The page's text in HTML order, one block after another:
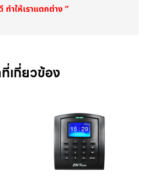
ทำให้เราแตกต่าง ”
เกี่ยวข้อง